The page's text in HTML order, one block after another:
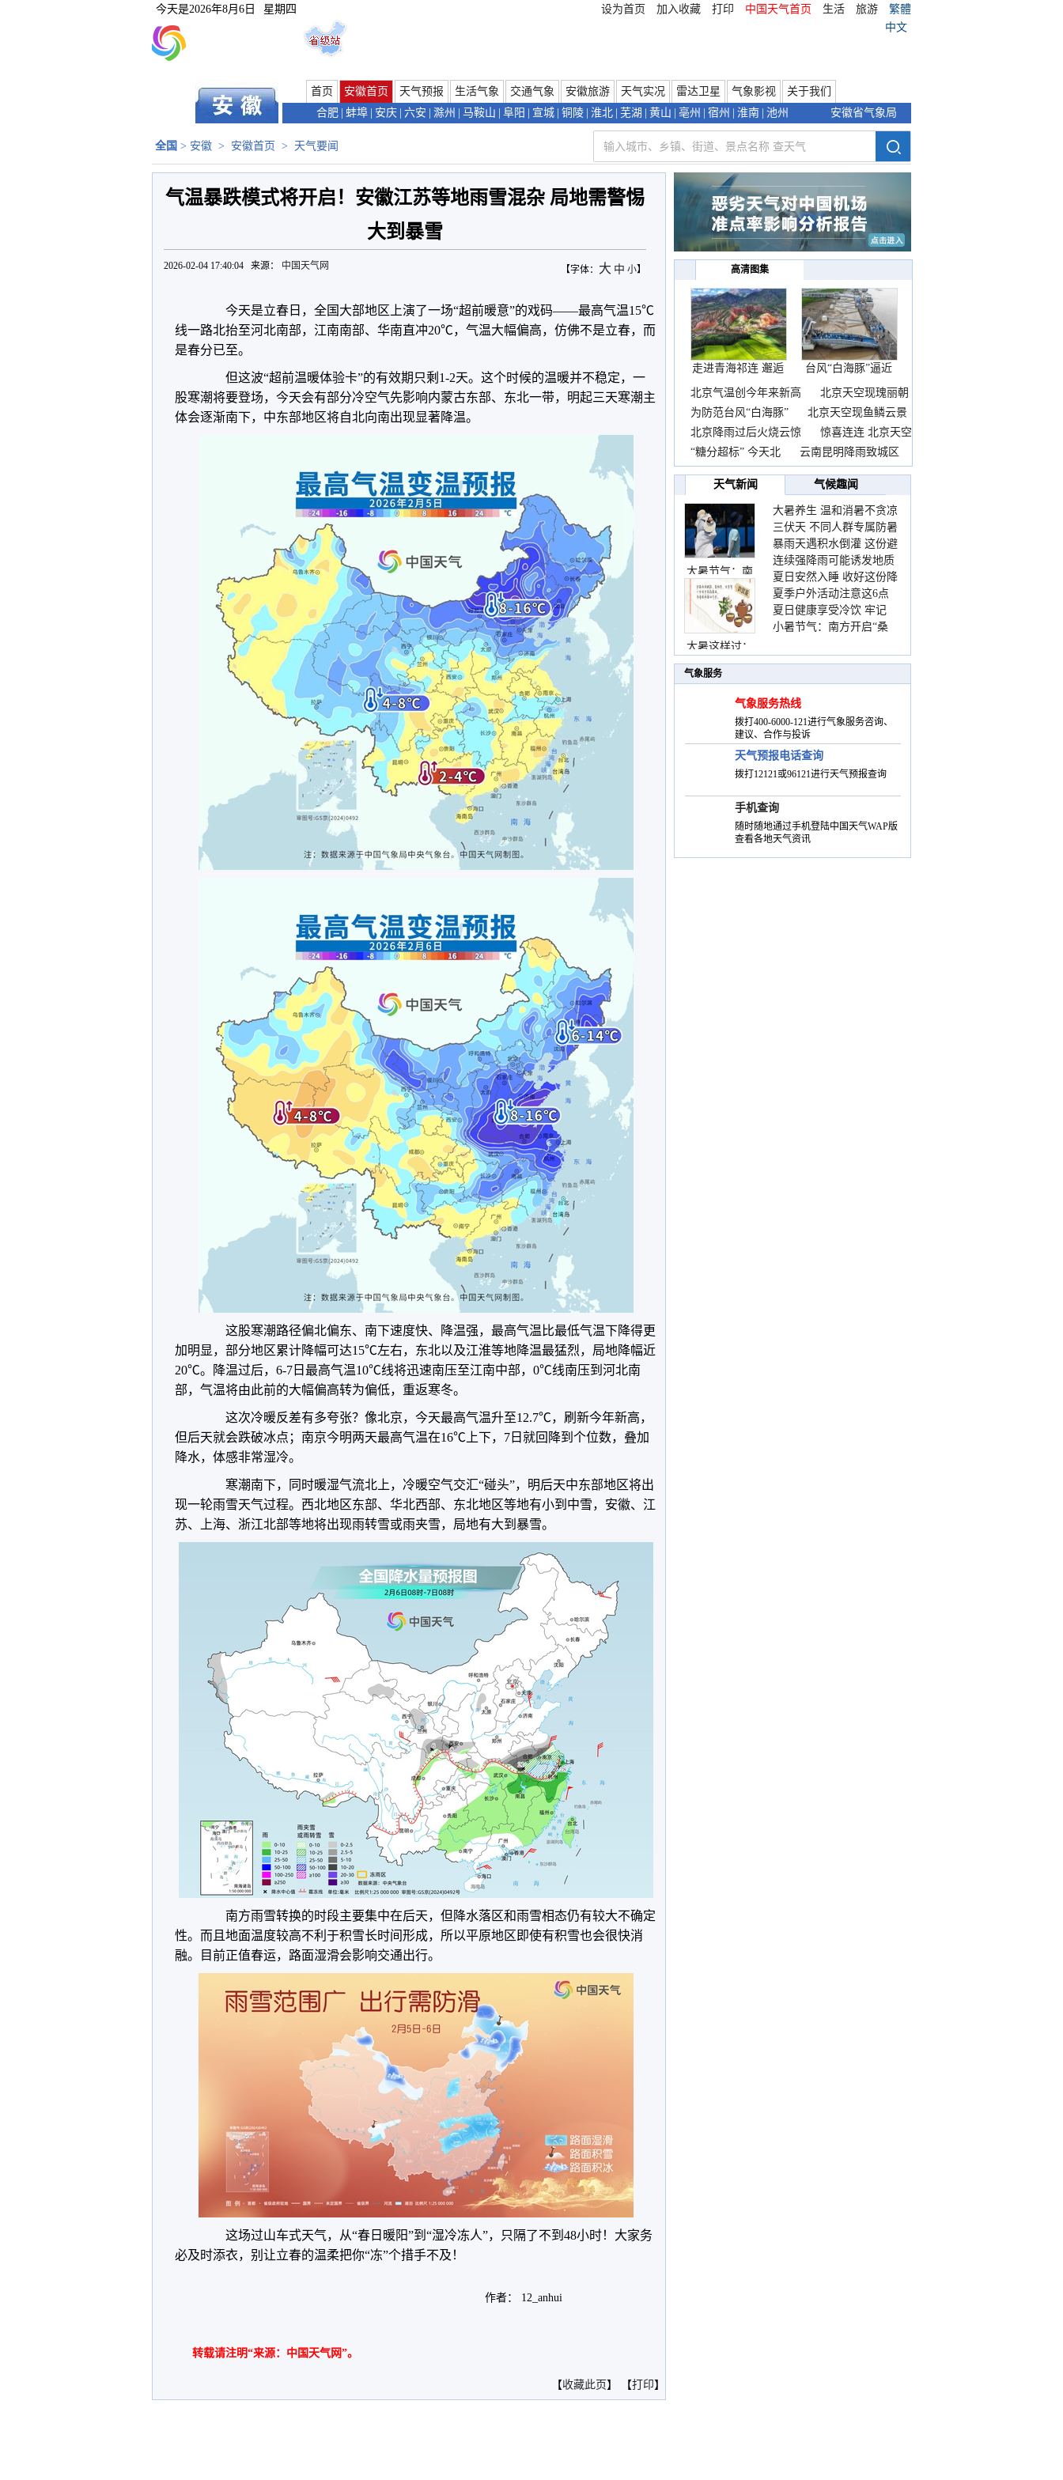
今天是2026年8月6日 星期四 设为首页 加入收藏 打印 中国天气首页 生活 旅游
繁體
中文
首页 安徽首页 天气预报 生活气象 交通气象 安徽旅游 天气实况 雷达卫星 气象影视
关于我们
合肥 蚌埠 安庆 六安 滁州 马鞍山 阜阳 宣城 铜陵 淮北 芜湖 黄山 亳州 宿州 淮南 池州 安徽省气象局
全国 > 安徽 > 安徽首页 > 天气要闻
气温暴跌模式将开启！安徽江苏等地雨雪混杂 局地需警惕
大到暴雪
【字体： 大 中 小】
2026-02-04 17:40:04 来源： 中国天气网
今天是立春日，全国大部地区上演了一场“超前暖意”的戏码——最高气温15℃
线一路北抬至河北南部，江南南部、华南直冲20℃，气温大幅偏高，仿佛不是立春，而
是春分已至。
但这波“超前温暖体验卡”的有效期只剩1-2天。这个时候的温暖并不稳定，一
股寒潮将要登场，今天会有部分冷空气先影响内蒙古东部、东北一带，明起三天寒潮主
体会逐渐南下，中东部地区将自北向南出现显著降温。
这股寒潮路径偏北偏东、南下速度快、降温强，最高气温比最低气温下降得更
加明显，部分地区累计降幅可达15℃左右，东北以及江淮等地降温最猛烈，局地降幅近
20℃。降温过后，6-7日最高气温10℃线将迅速南压至江南中部，0℃线南压到河北南
部，气温将由此前的大幅偏高转为偏低，重返寒冬。
这次冷暖反差有多夸张？像北京，今天最高气温升至12.7℃，刷新今年新高，
但后天就会跌破冰点；南京今明两天最高气温在16℃上下，7日就回降到个位数，叠加
降水，体感非常湿冷。
寒潮南下，同时暖湿气流北上，冷暖空气交汇“碰头”，明后天中东部地区将出
现一轮雨雪天气过程。西北地区东部、华北西部、东北地区等地有小到中雪，安徽、江
苏、上海、浙江北部等地将出现雨转雪或雨夹雪，局地有大到暴雪。
南方雨雪转换的时段主要集中在后天，但降水落区和雨雪相态仍有较大不确定
性。而且地面温度较高不利于积雪长时间形成，所以平原地区即使有积雪也会很快消
融。目前正值春运，路面湿滑会影响交通出行。
这场过山车式天气，从“春日暖阳”到“湿冷冻人”，只隔了不到48小时！大家务
必及时添衣，别让立春的温柔把你“冻”个措手不及！
作者： 12_anhui
转载请注明“来源：中国天气网”。
【收藏此页 】 【打印】
高清图集
走进青海祁连 邂逅
一
台风“白海豚”逼近
北京气温创今年来新高
北京天空现瑰丽朝
霞
为防范台风“白海豚”
北京天空现鱼鳞云景
观
北京降雨过后火烧云惊
惊喜连连 北京天空
现
“糖分超标” 今天北
云南昆明降雨致城区
主
天气新闻
气候趣闻
大暑节气：南
大暑这样过：
大暑养生 温和消暑不贪凉
三伏天 不同人群专属防暑
要点请收好
暴雨天遇积水倒灌 这份避
险提示请收好
连续强降雨可能诱发地质
灾害 这些前兆要知道
夏日安然入睡 收好这份降
温小贴士
夏季户外活动注意这6点
防暑健身两不误
夏日健康享受冷饮 牢记
“两注意一控制”
小暑节气：南方开启“桑
季
气象服务
气象服务热线
拨打400-6000-121进行气象服务咨询、
建议、合作与投诉
天气预报电话查询
拨打12121或96121进行天气预报查询
手机查询
随时随地通过手机登陆中国天气WAP版
查看各地天气资讯